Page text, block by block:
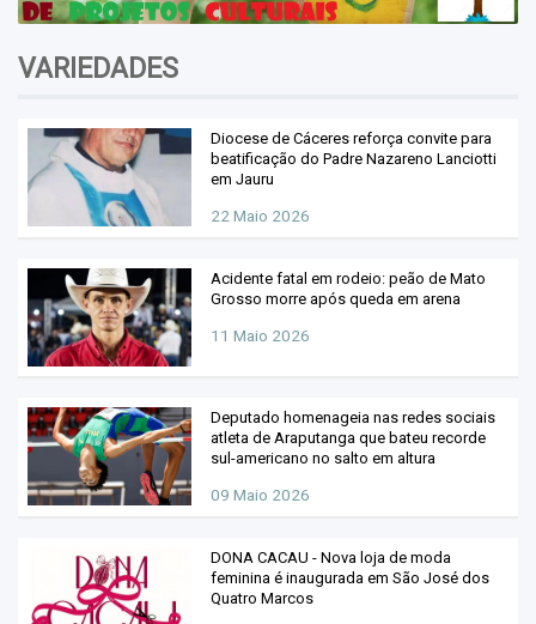
VARIEDADES
Diocese de Cáceres reforça convite para
beatificação do Padre Nazareno Lanciotti
em Jauru
22 Maio 2026
Acidente fatal em rodeio: peão de Mato
Grosso morre após queda em arena
11 Maio 2026
Deputado homenageia nas redes sociais
atleta de Araputanga que bateu recorde
sul-americano no salto em altura
09 Maio 2026
DONA CACAU - Nova loja de moda
feminina é inaugurada em São José dos
Quatro Marcos